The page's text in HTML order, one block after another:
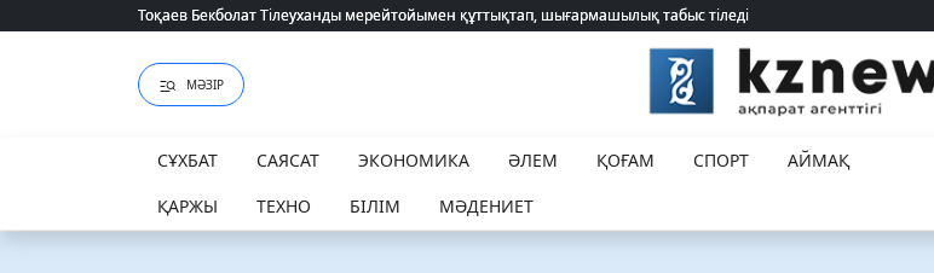
Тоқаев Бекболат Тілеуханды мерейтойымен құттықтап, шығармашылық табыс тіледі
Тоқаев Бекболат Тілеуханды мерейтойымен құттықтап, шығармашылық табыс тіледі
МӘЗІР
СҰХБАТ САЯСАТ ЭКОНОМИКА ӘЛЕМ ҚОҒАМ СПОРТ
АЙМАҚ
ҚАРЖЫ
ТЕХНО БІЛІМ МӘДЕНИЕТ